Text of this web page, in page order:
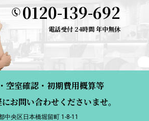
0120-139-692
電話受付 24時間 年中無休
空室確認・初期費用概算等
お問い合わせくださいませ。
中央区日本橋堀留町 1-8-11